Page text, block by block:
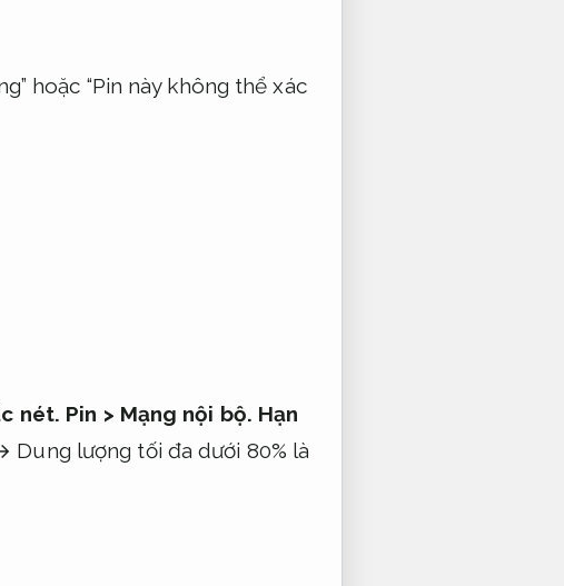
hoặc “Pin này không thể xác
nét. Pin > Mạng nội bộ. Hạn
Dung lượng tối đa dưới 80% là